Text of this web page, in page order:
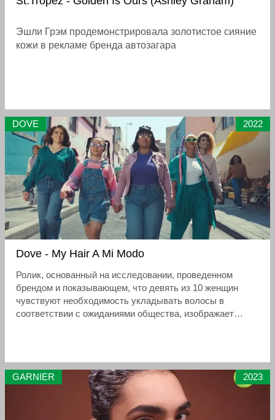
Эшли Грэм продемонстрировала золотистое сияние
кожи в рекламе бренда автозагара
DOVE 2022
Dove - My Hair A Mi Modo
Ролик, основанный на исследовании, проведенном
брендом и показывающем, что девять из 10 женщин
чувствуют необходимость укладывать волосы в
соответствии с ожиданиями общества, изображает
GARNIER 2023